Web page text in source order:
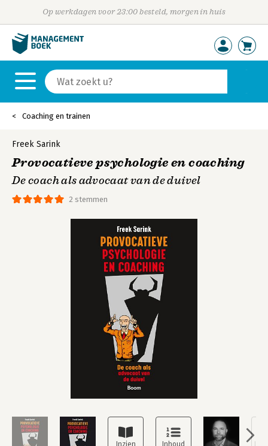
Op werkdagen voor 23:00 besteld, morgen in huis
Coaching en trainen
2 stemmen
Freek Sarink
Provocatieve psychologie en coaching
De coach als advocaat van de duivel